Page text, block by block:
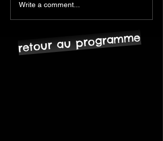
Write a comment...
retour au programme